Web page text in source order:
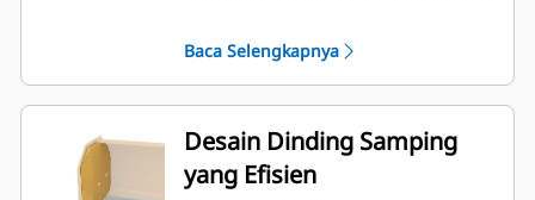
Baca Selengkapnya
Desain Dinding Samping
yang Efisien